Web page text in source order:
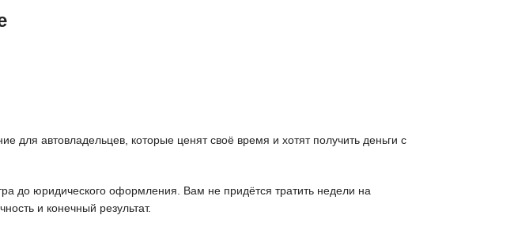
автовладельцев, которые ценят своё время и хотят получить деньги с
до юридического оформления. Вам не придётся тратить недели на
и конечный результат.